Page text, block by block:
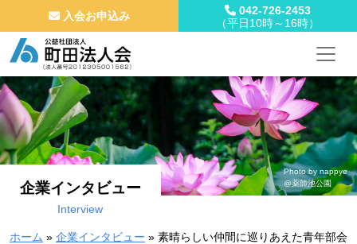
コンテンツへスキップ
メインナビゲーション
入会お申込み
042-726-2453
（平日10時～16時）
企業インタビュー
Interview
Photo by nappye
@薬師池公園
ホーム » 企業インタビュー » 素晴らしい仲間に巡りあえた青年部会